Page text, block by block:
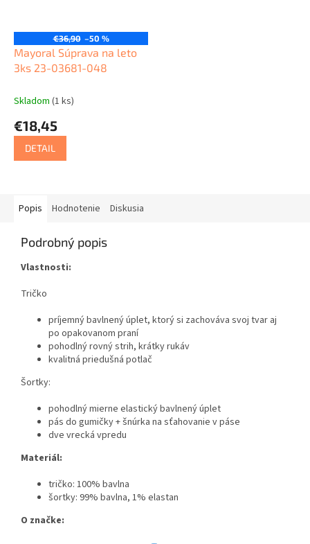
€36,90 –50 %
Mayoral Súprava na leto
3ks 23-03681-048
Skladom (1 ks)
€18,45
DETAIL
Popis Hodnotenie Diskusia
Podrobný popis
Vlastnosti:
Tričko
príjemný bavlnený úplet, ktorý si zachováva svoj tvar aj
po opakovanom praní
pohodlný rovný strih, krátky rukáv
kvalitná priedušná potlač
Šortky:
pohodlný mierne elastický bavlnený úplet
pás do gumičky + šnúrka na sťahovanie v páse
dve vrecká vpredu
Materiál:
tričko: 100% bavlna
šortky: 99% bavlna, 1% elastan
O značke: